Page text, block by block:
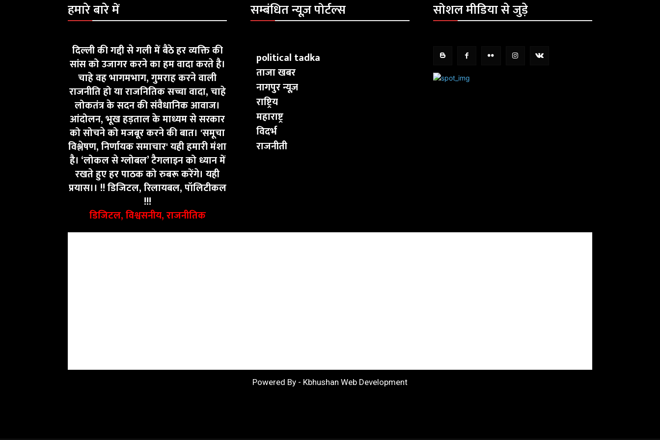
हमारे बारे में
दिल्ली की गद्दी से गली में बैठे हर व्यक्ति की
सांस को उजागर करने का हम वादा करते है।
चाहे वह भागमभाग, गुमराह करने वाली
राजनीति हो या राजनितिक सच्चा वादा, चाहे
लोकतंत्र के सदन की संवैधानिक आवाज।
आंदोलन, भूख हड़ताल के माध्यम से सरकार
को सोचने को मजबूर करने की बात। 'समूचा
विश्लेषण, निर्णायक समाचार' यही हमारी मंशा
है। ‘लोकल से ग्लोबल’ टैगलाइन को ध्यान में
रखते हुए हर पाठक को रुबरू करेंगे। यही
प्रयास।। !! डिजिटल, रिलायबल, पॉलिटीकल
!!!
डिजिटल, विश्वसनीय, राजनीतिक
सम्बंधित न्यूज़ पोर्टल्स
political tadka
ताजा खबर
नागपुर न्यूज़
राष्ट्रिय
महाराष्ट्र
विदर्भ
राजनीती
सोशल मीडिया से जुड़े
Powered By - Kbhushan Web Development